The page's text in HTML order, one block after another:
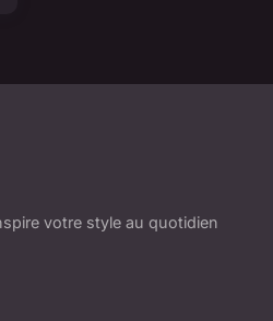
votre style au quotidien